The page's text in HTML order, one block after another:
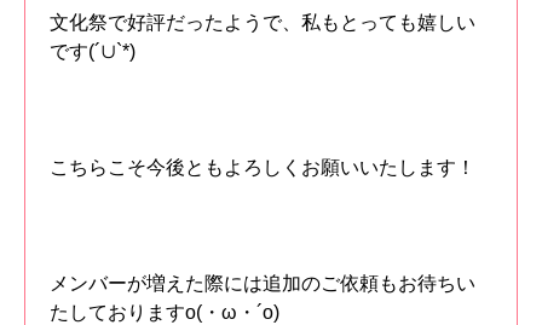
文化祭で好評だったようで、私もとっても嬉しい
です(´∪`*)
こちらこそ今後ともよろしくお願いいたします！
メンバーが増えた際には追加のご依頼もお待ちい
たしておりますo(・ω・´o)